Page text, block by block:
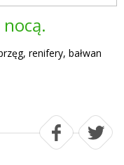
renifery, bałwan